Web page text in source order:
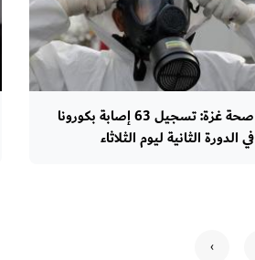
صحة غزة: تسجيل 63 إصابة بكورونا
في الدورة الثانية ليوم الثلاثاء
›